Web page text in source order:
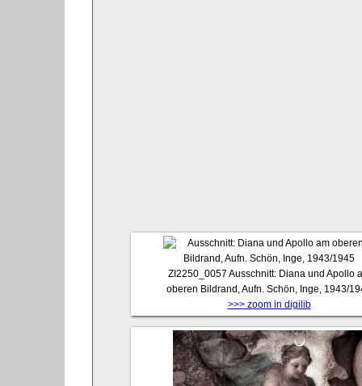
ZI2250_0057 Ausschnitt: Diana und Apollo
oberen Bildrand, Aufn. Schön, Inge, 1943/
>>> zoom in digilib